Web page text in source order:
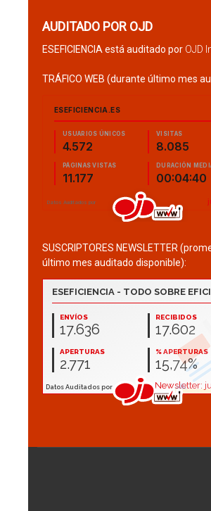
AUDITADO POR OJD
ESEFICIENCIA está auditado por OJD
TRÁFICO WEB (durante último mes
SUSCRIPTORES NEWSLETTER
último mes auditado disponible):